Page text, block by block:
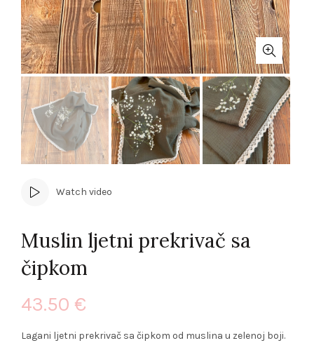
Watch video
Muslin ljetni prekrivač sa
čipkom
43.50 €
Lagani ljetni prekrivač sa čipkom od muslina u zelenoj boji.